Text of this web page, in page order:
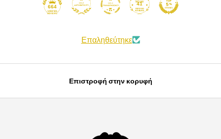
664
41
Επαληθεύτηκε
Επιστροφή στην κορυφή